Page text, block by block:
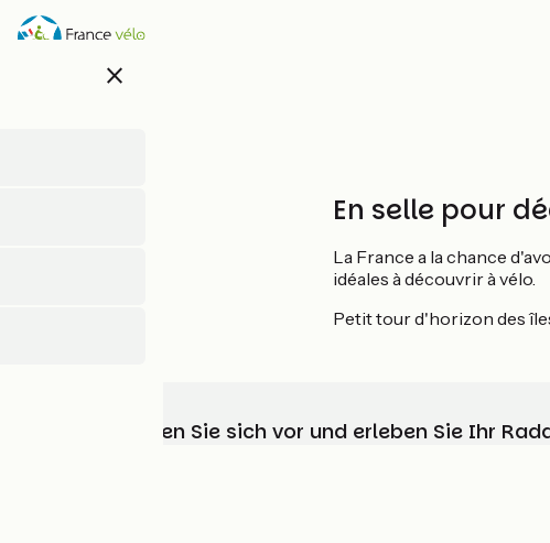
Direkt
zum
close
En selle pour
La France a la chance
idéales à découvrir à vélo.
Petit tour d'horizon des
Wählen, bereiten Sie sich vor und erleben Sie Ihr